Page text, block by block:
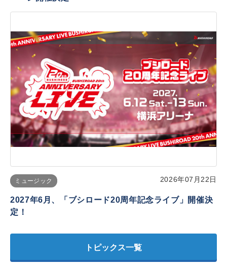
ミュージック 2026年07月22日
2027年6月、「ブシロード20周年記念ライブ」開催決
定！
トピックス一覧